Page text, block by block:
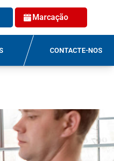
Marcação
CONTACTE-NOS